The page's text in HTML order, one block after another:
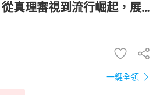
真理審視到流行崛起，展
值【電子書】
一鍵全領